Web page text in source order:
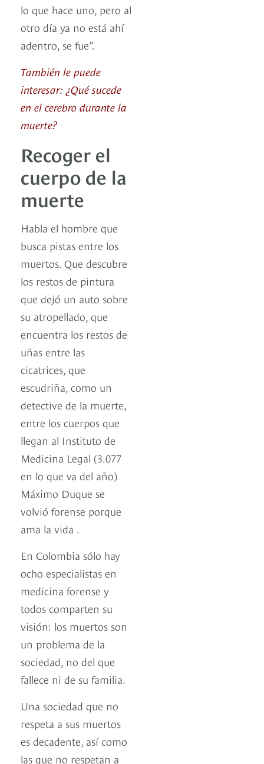
lo que hace uno, pero al
otro día ya no está ahí
adentro, se fue”.
También le puede
interesar: ¿Qué sucede
en el cerebro durante la
muerte?
Recoger el
cuerpo de la
muerte
Habla el hombre que
busca pistas entre los
muertos. Que descubre
los restos de pintura
que dejó un auto sobre
su atropellado, que
encuentra los restos de
uñas entre las
cicatrices, que
escudriña, como un
detective de la muerte,
entre los cuerpos que
llegan al Instituto de
Medicina Legal (3.077
en lo que va del año)
Máximo Duque se
volvió forense porque
ama la vida .
En Colombia sólo hay
ocho especialistas en
medicina forense y
todos comparten su
visión: los muertos son
un problema de la
sociedad, no del que
fallece ni de su familia.
Una sociedad que no
respeta a sus muertos
es decadente, así como
las que no respetan a